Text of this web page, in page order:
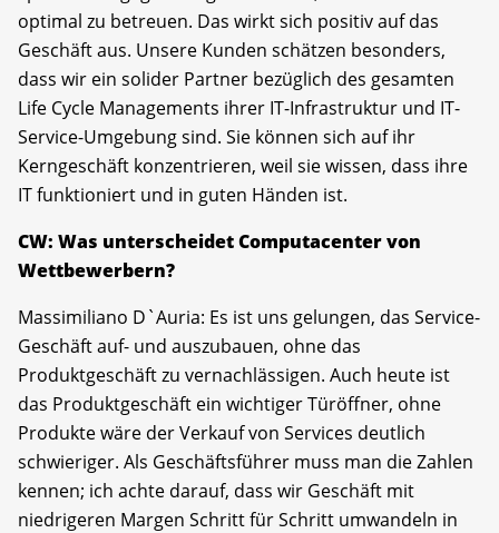
optimal zu betreuen. Das wirkt sich positiv auf das
Geschäft aus. Unsere Kunden schätzen besonders,
dass wir ein solider Partner bezüglich des gesamten
Life Cycle Managements ihrer IT-Infrastruktur und IT-
Service-Umgebung sind. Sie können sich auf ihr
Kerngeschäft konzentrieren, weil sie wissen, dass ihre
IT funktioniert und in guten Händen ist.
CW: Was unterscheidet Computacenter von
Wettbewerbern?
Massimiliano D`Auria: Es ist uns gelungen, das Service-
Geschäft auf- und auszubauen, ohne das
Produktgeschäft zu vernachlässigen. Auch heute ist
das Produktgeschäft ein wichtiger Türöffner, ohne
Produkte wäre der Verkauf von Services deutlich
schwieriger. Als Geschäftsführer muss man die Zahlen
kennen; ich achte darauf, dass wir Geschäft mit
niedrigeren Margen Schritt für Schritt umwandeln in